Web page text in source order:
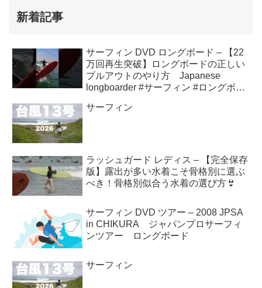
新着記事
サーフィン DVD ロングボード – 【22
万回再生突破】ロングボードの正しい
プルアウトのやり方 Japanese
longboarder #サーフィン #ロングボー
サーフィン
ラッシュガード レディス – 【完全保存
版】露出が多い水着こそ骨格別に選ぶ
べき！骨格別似合う水着の選び方👙
サーフィン DVD ツアー – 2008 JPSA
in CHIKURA ジャパンプロサーフィ
ンツアー ロングボード
サーフィン